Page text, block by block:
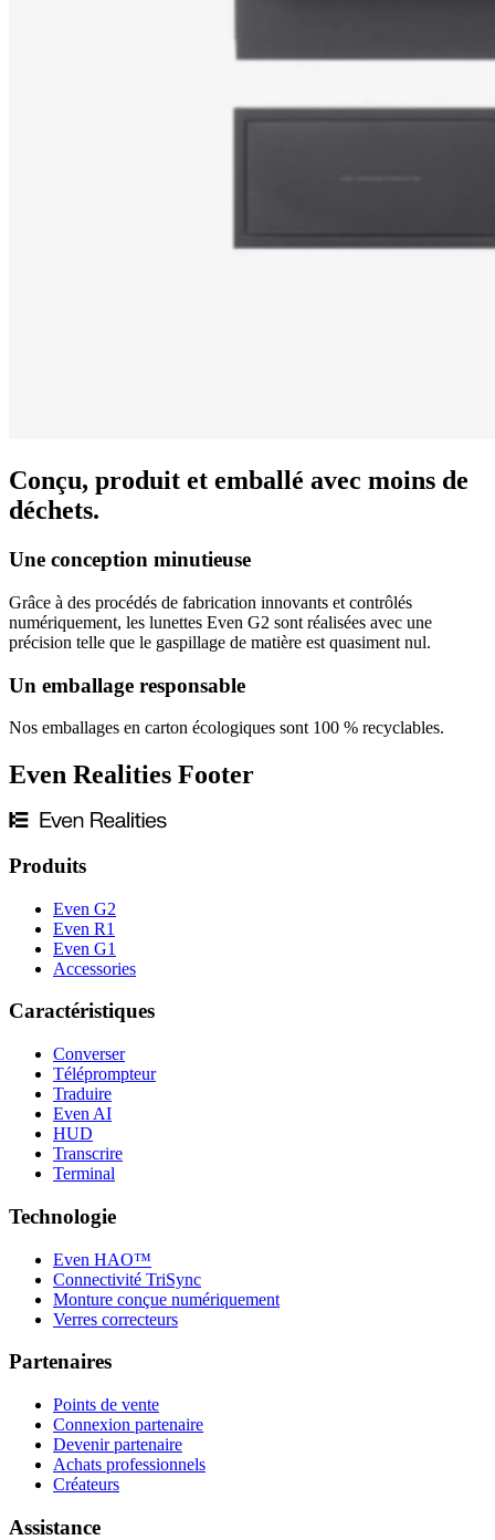
Conçu, produit et emballé avec moins de
déchets.
Une conception minutieuse
Grâce à des procédés de fabrication innovants et contrôlés
numériquement, les lunettes Even G2 sont réalisées avec une
précision telle que le gaspillage de matière est quasiment nul.
Un emballage responsable
Nos emballages en carton écologiques sont 100 % recyclables.
Even Realities Footer
Produits
Even G2
Even R1
Even G1
Accessories
Caractéristiques
Converser
Téléprompteur
Traduire
Even AI
HUD
Transcrire
Terminal
Technologie
Even HAO™
Connectivité TriSync
Monture conçue numériquement
Verres correcteurs
Partenaires
Points de vente
Connexion partenaire
Devenir partenaire
Achats professionnels
Créateurs
Assistance